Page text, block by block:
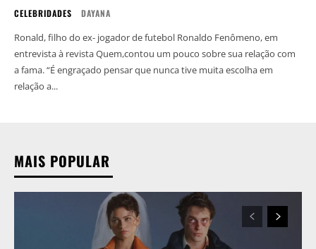
CELEBRIDADES DAYANA
Ronald, filho do ex- jogador de futebol Ronaldo Fenômeno, em
entrevista à revista Quem,contou um pouco sobre sua relação com
a fama. “É engraçado pensar que nunca tive muita escolha em
relação a...
MAIS POPULAR